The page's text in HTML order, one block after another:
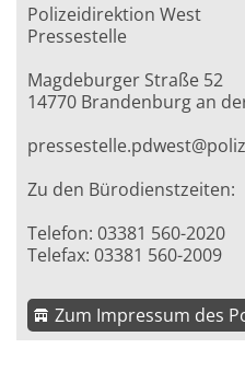
Polizeidirektion West
Pressestelle
Magdeburger Straße 52
14770 Brandenburg an
Zu den Bürodienstzeiten:
Telefon: 03381 560-2020
Telefax: 03381 560-2009
Zum Impressum des